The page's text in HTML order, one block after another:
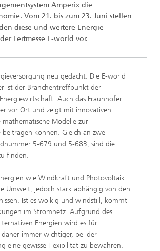
Amperix die
Vom 21. bis zum 23. Juni stellen
diese und weitere Energie-
Leitmesse E-world vor.
neu gedacht: Die E-world
ist der Branchentreffpunkt der
Auch das Fraunhofer
vor Ort und zeigt mit innovativen
mathematische Modelle zur
beitragen können. Gleich an zwei
5-679 und 5-683, sind die
finden.
wie Windkraft und Photovoltaik
Umwelt, jedoch stark abhängig von den
Ist es wolkig und windstill, kommt
im Stromnetz. Aufgrund des
Energien wird es für
immer wichtiger, bei der
eine gewisse Flexibilität zu bewahren.